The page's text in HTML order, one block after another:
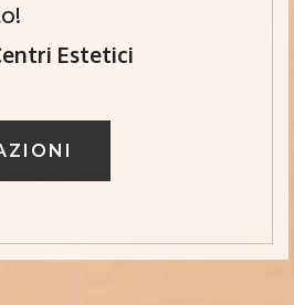
Estetici